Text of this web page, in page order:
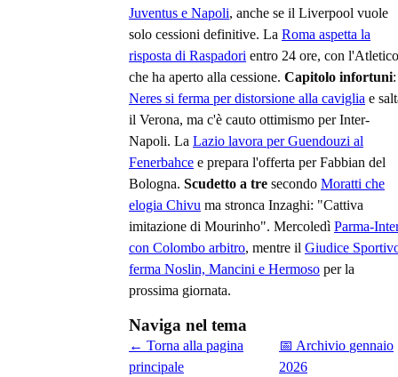
Juventus e Napoli, anche se il Liverpool vuole
solo cessioni definitive. La Roma aspetta la
risposta di Raspadori entro 24 ore, con l'Atletico
che ha aperto alla cessione. Capitolo infortuni:
Neres si ferma per distorsione alla caviglia e
il Verona, ma c'è cauto ottimismo per Inter-
Napoli. La Lazio lavora per Guendouzi al
Fenerbahce e prepara l'offerta per Fabbian del
Bologna. Scudetto a tre secondo Moratti che
elogia Chivu ma stronca Inzaghi: "Cattiva
imitazione di Mourinho". Mercoledì Parma-
con Colombo arbitro, mentre il Giudice
ferma Noslin, Mancini e Hermoso per la
prossima giornata.
Naviga nel tema
← Torna alla pagina
principale
📅 Archivio gennaio
2026